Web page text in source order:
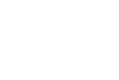
eine Rückkehr auf